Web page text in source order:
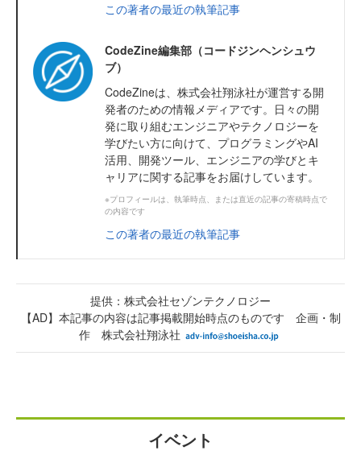
この著者の最近の執筆記事
CodeZine編集部（コードジンヘンシュウ
ブ）
CodeZineは、株式会社翔泳社が運営する開
発者のための情報メディアです。日々の開
発に取り組むエンジニアやテクノロジーを
学びたい方に向けて、プログラミングやAI
活用、開発ツール、エンジニアの学びとキ
ャリアに関する記事をお届けしています。
※プロフィールは、執筆時点、または直近の記事の寄稿時点で
の内容です
この著者の最近の執筆記事
提供：株式会社セゾンテクノロジー
【AD】本記事の内容は記事掲載開始時点のものです 企画・制
作 株式会社翔泳社
イベント